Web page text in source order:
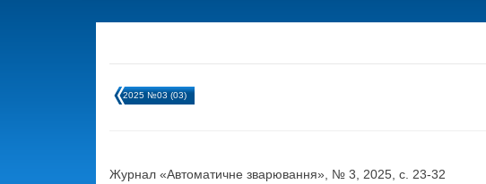
2025 №03 (03)
Журнал «Автоматичне зварювання», № 3, 2025, с. 23-32